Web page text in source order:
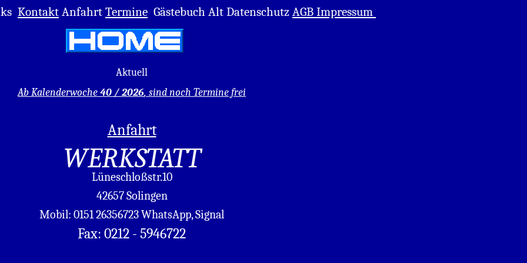
Kontakt Anfahrt Termine Gästebuch Alt Datenschutz AGB Impressum
Aktuell
Ab Kalenderwoche40 / 2026, sind noch Termine frei
Anfahrt
WERKSTATT
Lüneschloßstr.10
42657 Solingen
Mobil: 0151 26356723 WhatsApp, Signal
Fax: 0212 - 5946722